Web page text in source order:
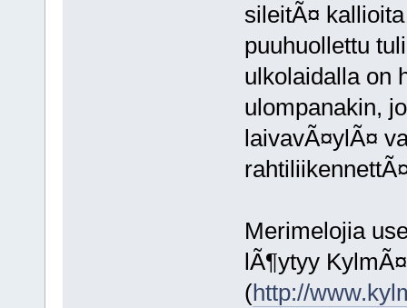
sileitÃ¤
puuhuollettu
ulkolaidalla on
ulompanakin,
laivavÃ¤ylÃ¤
Merimelojia
lÃ¶ytyy
(http://